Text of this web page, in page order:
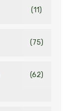
(11)
(75)
(62)